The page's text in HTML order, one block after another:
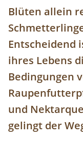
Blüten allein
Entscheidend
ihres Lebens
Bedingungen
und
gelingt der